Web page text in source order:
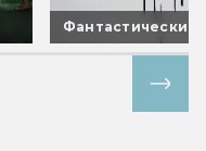
Фантастические